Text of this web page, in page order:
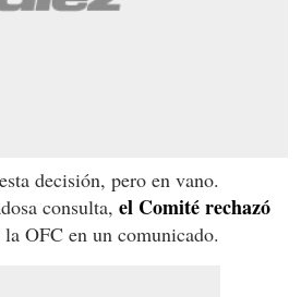
decisión, pero en vano.
consulta, el Comité rechazó
OFC en un comunicado.